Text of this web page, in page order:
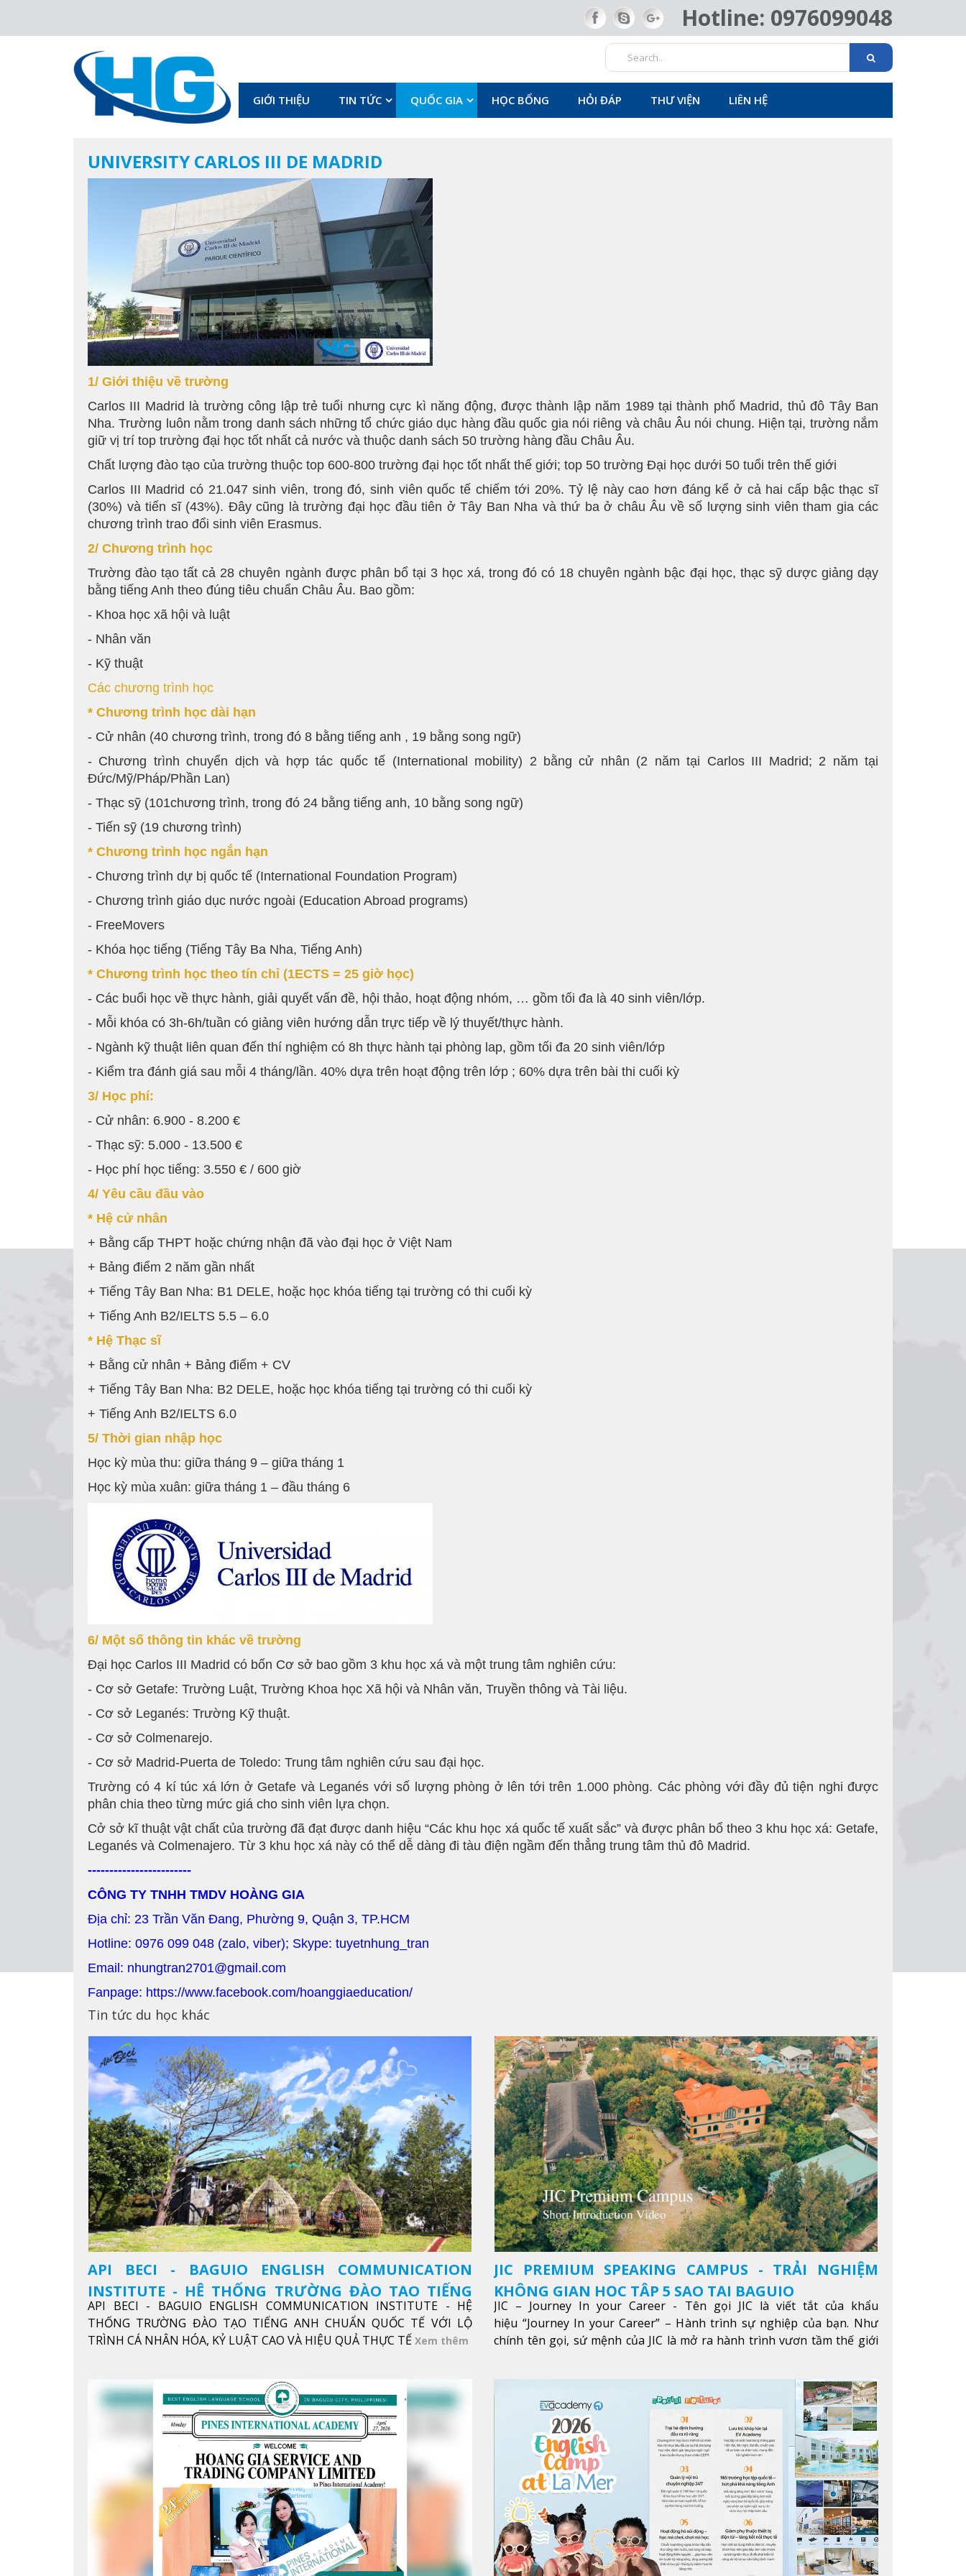
Hotline: 0976099048
GIỚI THIỆU TIN TỨC QUỐC GIA HỌC BỔNG HỎI ĐÁP THƯ VIỆN LIÊN HỆ
UNIVERSITY CARLOS III DE MADRID
1/ Giới thiệu về trường
Carlos III Madrid là trường công lập trẻ tuổi nhưng cực kì năng động, được thành lập năm 1989 tại thành phố Madrid, thủ đô Tây Ban
Nha. Trường luôn nằm trong danh sách những tổ chức giáo dục hàng đầu quốc gia nói riêng và châu Âu nói chung. Hiện tại, trường nắm
giữ vị trí top trường đại học tốt nhất cả nước và thuộc danh sách 50 trường hàng đầu Châu Âu.
Chất lượng đào tạo của trường thuộc top 600-800 trường đại học tốt nhất thế giới; top 50 trường Đại học dưới 50 tuổi trên thế giới
Carlos III Madrid có 21.047 sinh viên, trong đó, sinh viên quốc tế chiếm tới 20%. Tỷ lệ này cao hơn đáng kể ở cả hai cấp bậc thạc sĩ
(30%) và tiến sĩ (43%). Đây cũng là trường đại học đầu tiên ở Tây Ban Nha và thứ ba ở châu Âu về số lượng sinh viên tham gia các
chương trình trao đổi sinh viên Erasmus.
2/ Chương trình học
Trường đào tạo tất cả 28 chuyên ngành được phân bổ tại 3 học xá, trong đó có 18 chuyên ngành bậc đại học, thạc sỹ dược giảng dạy
bằng tiếng Anh theo đúng tiêu chuẩn Châu Âu. Bao gồm:
- Khoa học xã hội và luật
- Nhân văn
- Kỹ thuật
Các chương trình học
* Chương trình học dài hạn
- Cử nhân (40 chương trình, trong đó 8 bằng tiếng anh , 19 bằng song ngữ)
- Chương trình chuyển dịch và hợp tác quốc tế (International mobility) 2 bằng cử nhân (2 năm tại Carlos III Madrid; 2 năm tại
Đức/Mỹ/Pháp/Phần Lan)
- Thạc sỹ (101chương trình, trong đó 24 bằng tiếng anh, 10 bằng song ngữ)
- Tiến sỹ (19 chương trình)
* Chương trình học ngắn hạn
- Chương trình dự bị quốc tế (International Foundation Program)
- Chương trình giáo dục nước ngoài (Education Abroad programs)
- FreeMovers
- Khóa học tiếng (Tiếng Tây Ba Nha, Tiếng Anh)
* Chương trình học theo tín chỉ (1ECTS = 25 giờ học)
- Các buổi học về thực hành, giải quyết vấn đề, hội thảo, hoạt động nhóm, … gồm tối đa là 40 sinh viên/lớp.
- Mỗi khóa có 3h-6h/tuần có giảng viên hướng dẫn trực tiếp về lý thuyết/thực hành.
- Ngành kỹ thuật liên quan đến thí nghiệm có 8h thực hành tại phòng lap, gồm tối đa 20 sinh viên/lớp
- Kiểm tra đánh giá sau mỗi 4 tháng/lần. 40% dựa trên hoạt động trên lớp ; 60% dựa trên bài thi cuối kỳ
3/ Học phí:
- Cử nhân: 6.900 - 8.200 €
- Thạc sỹ: 5.000 - 13.500 €
- Học phí học tiếng: 3.550 € / 600 giờ
4/ Yêu cầu đầu vào
* Hệ cử nhân
+ Bằng cấp THPT hoặc chứng nhận đã vào đại học ở Việt Nam
+ Bảng điểm 2 năm gần nhất
+ Tiếng Tây Ban Nha: B1 DELE, hoặc học khóa tiếng tại trường có thi cuối kỳ
+ Tiếng Anh B2/IELTS 5.5 – 6.0
* Hệ Thạc sĩ
+ Bằng cử nhân + Bảng điểm + CV
+ Tiếng Tây Ban Nha: B2 DELE, hoặc học khóa tiếng tại trường có thi cuối kỳ
+ Tiếng Anh B2/IELTS 6.0
5/ Thời gian nhập học
Học kỳ mùa thu: giữa tháng 9 – giữa tháng 1
Học kỳ mùa xuân: giữa tháng 1 – đầu tháng 6
6/ Một số thông tin khác về trường
Đại học Carlos III Madrid có bốn Cơ sở bao gồm 3 khu học xá và một trung tâm nghiên cứu:
- Cơ sở Getafe: Trường Luật, Trường Khoa học Xã hội và Nhân văn, Truyền thông và Tài liệu.
- Cơ sở Leganés: Trường Kỹ thuật.
- Cơ sở Colmenarejo.
- Cơ sở Madrid-Puerta de Toledo: Trung tâm nghiên cứu sau đại học.
Trường có 4 kí túc xá lớn ở Getafe và Leganés với số lượng phòng ở lên tới trên 1.000 phòng. Các phòng với đầy đủ tiện nghi được
phân chia theo từng mức giá cho sinh viên lựa chọn.
Cở sở kĩ thuật vật chất của trường đã đạt được danh hiệu “Các khu học xá quốc tế xuất sắc” và được phân bổ theo 3 khu học xá: Getafe,
Leganés và Colmenajero. Từ 3 khu học xá này có thể dễ dàng đi tàu điện ngầm đến thẳng trung tâm thủ đô Madrid.
------------------------
CÔNG TY TNHH TMDV HOÀNG GIA
Địa chỉ: 23 Trần Văn Đang, Phường 9, Quận 3, TP.HCM
Hotline: 0976 099 048 (zalo, viber); Skype: tuyetnhung_tran
Email: nhungtran2701@gmail.com
Fanpage: https://www.facebook.com/hoanggiaeducation/
Tin tức du học khác
API BECI - BAGUIO ENGLISH COMMUNICATION
INSTITUTE - HỆ THỐNG TRƯỜNG ĐÀO TẠO TIẾNG
ANH CHUẨN QUỐC TẾ
API BECI - BAGUIO ENGLISH COMMUNICATION INSTITUTE - HỆ
THỐNG TRƯỜNG ĐÀO TẠO TIẾNG ANH CHUẨN QUỐC TẾ VỚI LỘ
TRÌNH CÁ NHÂN HÓA, KỶ LUẬT CAO VÀ HIỆU QUẢ THỰC TẾ Xem thêm
JIC PREMIUM SPEAKING CAMPUS - TRẢI NGHIỆM
KHÔNG GIAN HỌC TẬP 5 SAO TẠI BAGUIO
JIC – Journey In your Career - Tên gọi JIC là viết tắt của khẩu
hiệu “Journey In your Career” – Hành trình sự nghiệp của bạn. Như
chính tên gọi, sứ mệnh của JIC là mở ra hành trình vươn tầm thế giới